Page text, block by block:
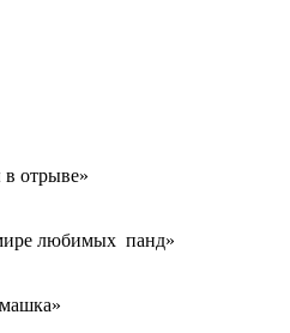
отрыве»
любимых панд»